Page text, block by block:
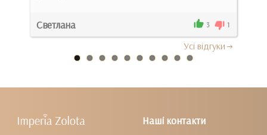
Светлана 3 1
Усi вiдгуки
Наші контакти